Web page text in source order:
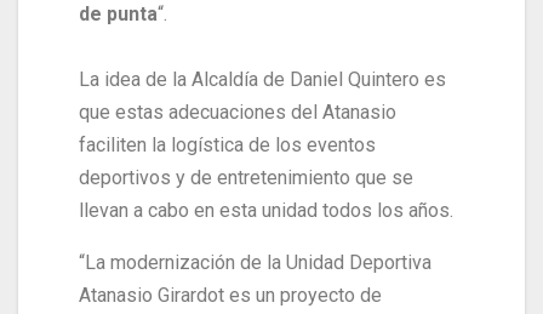
de punta“.
La idea de la Alcaldía de Daniel Quintero es
que estas adecuaciones del Atanasio
faciliten la logística de los eventos
deportivos y de entretenimiento que se
llevan a cabo en esta unidad todos los años.
“La modernización de la Unidad Deportiva
Atanasio Girardot es un proyecto de